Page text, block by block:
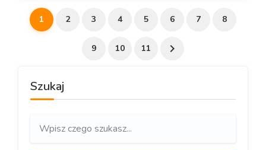
1 2 3 4 5 6 7 8
9 10 11
Szukaj